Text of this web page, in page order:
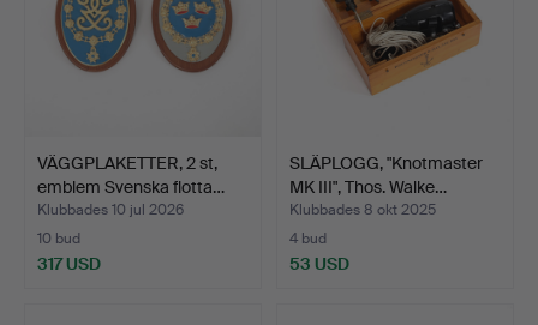
VÄGGPLAKETTER, 2 st,
emblem Svenska flotta…
Klubbades 10 jul 2026
10 bud
317 USD
SLÄPLOGG, "Knotmaster
MK III", Thos. Walke…
Klubbades 8 okt 2025
4 bud
53 USD